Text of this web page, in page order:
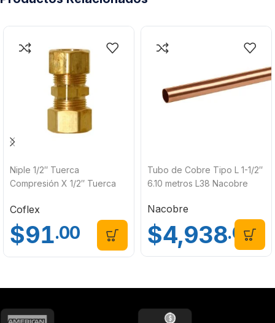
Niple 1/2″ Tuerca
Compresión X 1/2″ Tuerca
Coflex
$91.00
Tubo de Cobre Tipo L 1-1/2″
6.10 metros L38 Nacobre
Nacobre
$4,938.64